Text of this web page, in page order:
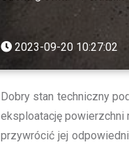
2023-09-20 10:27:02
Dobry stan techniczny
eksploatację powierzchni
przywrócić jej